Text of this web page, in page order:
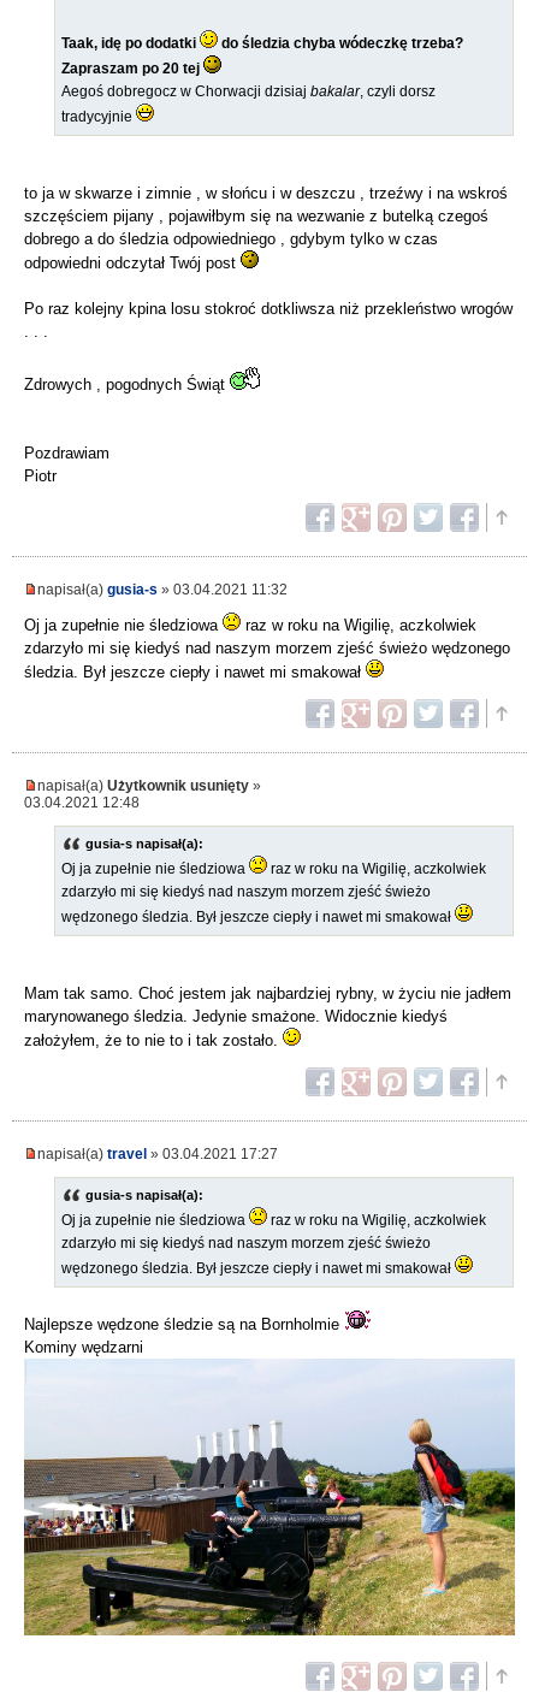
Taak, idę po dodatki
do śledzia chyba wódeczkę trzeba?
Zapraszam po 20 tej
Aegoś dobregocz w Chorwacji dzisiaj bakalar, czyli dorsz
tradycyjnie
to ja w skwarze i zimnie , w słońcu i w deszczu , trzeźwy i na wskroś
szczęściem pijany , pojawiłbym się na wezwanie z butelką czegoś
dobrego a do śledzia odpowiedniego , gdybym tylko w czas
odpowiedni odczytał Twój post
Po raz kolejny kpina losu stokroć dotkliwsza niż przekleństwo wrogów
. . .
Zdrowych , pogodnych Świąt
Pozdrawiam
Piotr
napisał(a) gusia-s » 03.04.2021 11:32
Oj ja zupełnie nie śledziowa
raz w roku na Wigilię, aczkolwiek
zdarzyło mi się kiedyś nad naszym morzem zjeść świeżo wędzonego
śledzia. Był jeszcze ciepły i nawet mi smakował
napisał(a) Użytkownik usunięty »
03.04.2021 12:48
gusia-s napisał(a):
Oj ja zupełnie nie śledziowa
raz w roku na Wigilię, aczkolwiek
zdarzyło mi się kiedyś nad naszym morzem zjeść świeżo
wędzonego śledzia. Był jeszcze ciepły i nawet mi smakował
Mam tak samo. Choć jestem jak najbardziej rybny, w życiu nie jadłem
marynowanego śledzia. Jedynie smażone. Widocznie kiedyś
założyłem, że to nie to i tak zostało.
napisał(a) travel » 03.04.2021 17:27
gusia-s napisał(a):
Oj ja zupełnie nie śledziowa
raz w roku na Wigilię, aczkolwiek
zdarzyło mi się kiedyś nad naszym morzem zjeść świeżo
wędzonego śledzia. Był jeszcze ciepły i nawet mi smakował
Najlepsze wędzone śledzie są na Bornholmie
Kominy wędzarni